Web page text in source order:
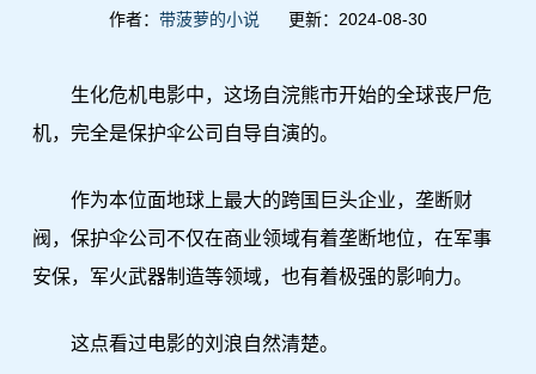
作者： 带菠萝的小说 更新：2024-08-30
生化危机电影中，这场自浣熊市开始的全球丧尸危
机，完全是保护伞公司自导自演的。
作为本位面地球上最大的跨国巨头企业，垄断财
阀，保护伞公司不仅在商业领域有着垄断地位，在军事
安保，军火武器制造等领域，也有着极强的影响力。
这点看过电影的刘浪自然清楚。